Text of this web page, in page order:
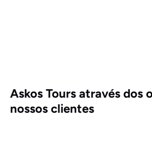
Askos Tours através dos
nossos clientes